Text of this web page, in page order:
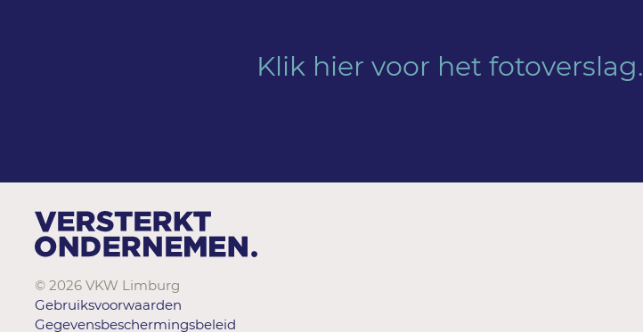
Klik hier voor het fotoverslag.
© 2026 VKW Limburg
Gebruiksvoorwaarden
Gegevensbeschermingsbeleid